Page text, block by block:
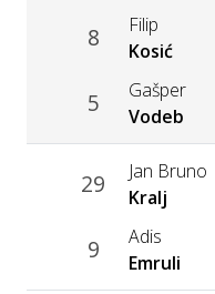
8
Filip
Kosić
5
Gašper
Vodeb
29
Jan Bruno
Kralj
9
Adis
Emruli